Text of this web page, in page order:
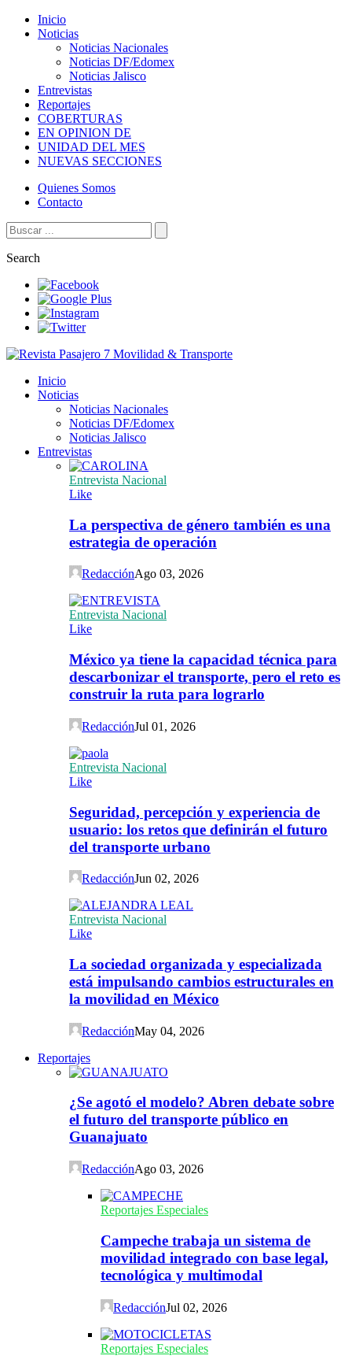
Inicio
Noticias
Noticias Nacionales
Noticias DF/Edomex
Noticias Jalisco
Entrevistas
Reportajes
COBERTURAS
EN OPINION DE
UNIDAD DEL MES
NUEVAS SECCIONES
Quienes Somos
Contacto
Search
Inicio
Noticias
Noticias Nacionales
Noticias DF/Edomex
Noticias Jalisco
Entrevistas
Entrevista Nacional
Like
La perspectiva de género también es una
estrategia de operación
RedacciónAgo 03, 2026
Entrevista Nacional
Like
México ya tiene la capacidad técnica para
descarbonizar el transporte, pero el reto es
construir la ruta para lograrlo
RedacciónJul 01, 2026
Entrevista Nacional
Like
Seguridad, percepción y experiencia de
usuario: los retos que definirán el futuro
del transporte urbano
RedacciónJun 02, 2026
Entrevista Nacional
Like
La sociedad organizada y especializada
está impulsando cambios estructurales en
la movilidad en México
RedacciónMay 04, 2026
Reportajes
¿Se agotó el modelo? Abren debate sobre
el futuro del transporte público en
Guanajuato
RedacciónAgo 03, 2026
Reportajes Especiales
Campeche trabaja un sistema de
movilidad integrado con base legal,
tecnológica y multimodal
RedacciónJul 02, 2026
Reportajes Especiales